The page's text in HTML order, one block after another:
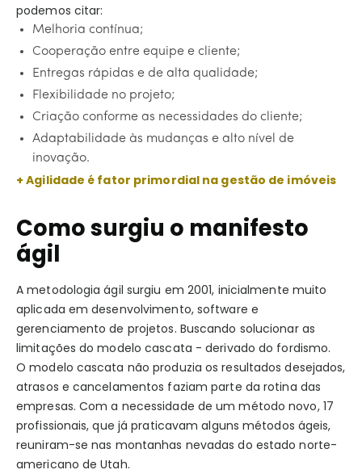
podemos citar:
Melhoria contínua;
Cooperação entre equipe e cliente;
Entregas rápidas e de alta qualidade;
Flexibilidade no projeto;
Criação conforme as necessidades do cliente;
Adaptabilidade às mudanças e alto nível de
inovação.
+ Agilidade é fator primordial na gestão de imóveis
Como surgiu o manifesto
ágil
A metodologia ágil surgiu em 2001, inicialmente muito
aplicada em desenvolvimento, software e
gerenciamento de projetos. Buscando solucionar as
limitações do modelo cascata - derivado do fordismo.
O modelo cascata não produzia os resultados desejados,
atrasos e cancelamentos faziam parte da rotina das
empresas. Com a necessidade de um método novo, 17
profissionais, que já praticavam alguns métodos ágeis,
reuniram-se nas montanhas nevadas do estado norte-
americano de Utah.